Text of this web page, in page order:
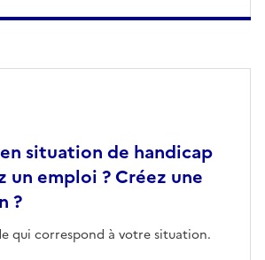
situation de handicap
un emploi ? Créez une
?
qui correspond à votre situation.